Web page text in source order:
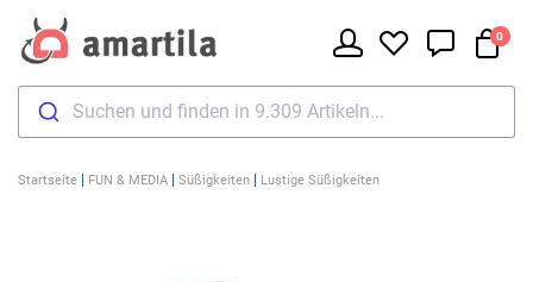
0
Suchen und finden in 9.309 Artikeln...
Startseite | FUN & MEDIA | Süßigkeiten | Lustige Süßigkeiten